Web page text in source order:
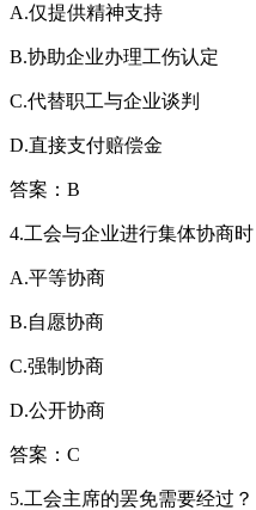
A.仅提供精神支持
B.协助企业办理工伤认定
C.代替职工与企业谈判
D.直接支付赔偿金
答案：B
4.工会与企业进行集体协商
A.平等协商
B.自愿协商
C.强制协商
D.公开协商
答案：C
5.工会主席的罢免需要经过？